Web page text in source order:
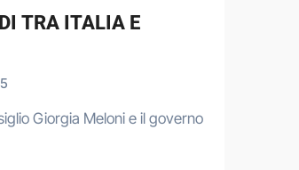
TRA ITALIA E
Giorgia Meloni e il governo